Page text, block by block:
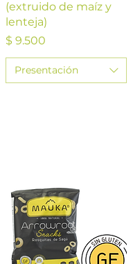
(extruido de maíz y
lenteja)
Precio
$ 9.500
Presentación